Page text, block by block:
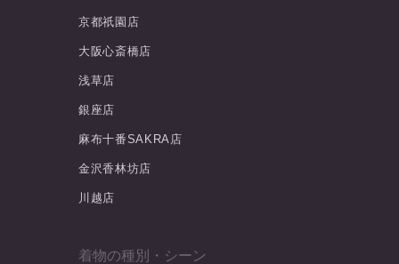
京都祇園店
大阪心斎橋店
浅草店
銀座店
麻布十番SAKRA店
金沢香林坊店
川越店
着物の種別・シーン